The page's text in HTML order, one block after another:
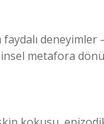
faydalı
metafora